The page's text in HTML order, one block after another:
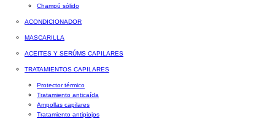
Champú sólido
ACONDICIONADOR
MASCARILLA
ACEITES Y SERÚMS CAPILARES
TRATAMIENTOS CAPILARES
Protector térmico
Tratamiento anticaída
Ampollas capilares
Tratamiento antipiojos